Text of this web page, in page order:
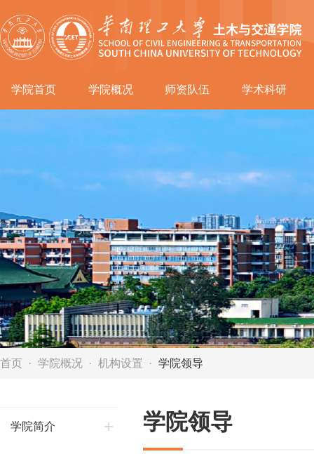
学院首页 学院概况 师资队伍 学术科研
首页 学院概况 机构设置 学院领导
学院简介 学院领导